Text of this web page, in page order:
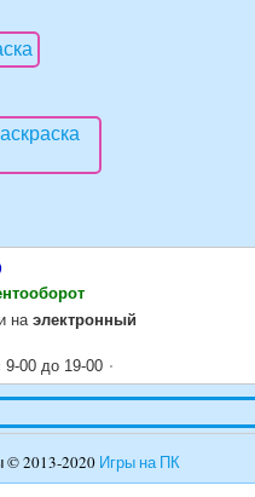
на электронный
9-00 до 19-00
© 2013-2020 Игры на ПК